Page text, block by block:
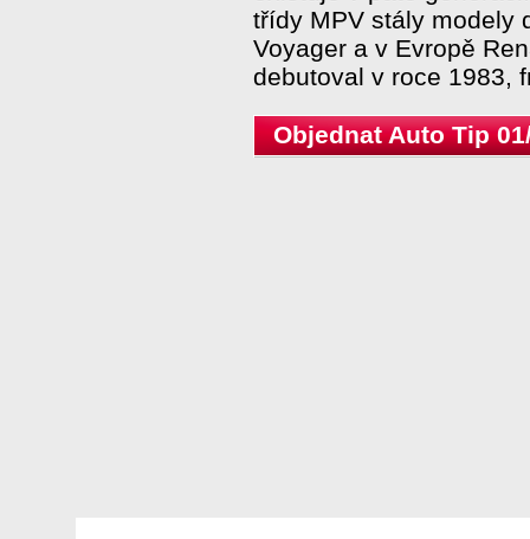
třídy MPV stály modely
Voyager a v Evropě
debutoval v roce 1983,
Objednat Auto Tip